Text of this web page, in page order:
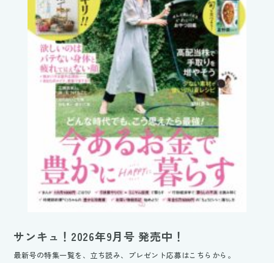
サンキュ！2026年9月号 発売中！
最新号の特集一覧を、立ち読み、プレゼント応募はこちらから。